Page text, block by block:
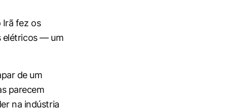
Irã fez os
elétricos — um
de um
parecem
na indústria